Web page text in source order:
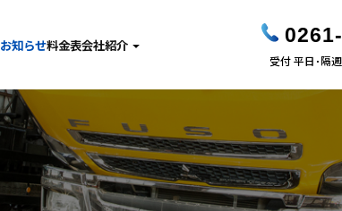
お知らせ料金表会社紹介
社長あいさつ
会社概要
採用情報
受付 平日･隔